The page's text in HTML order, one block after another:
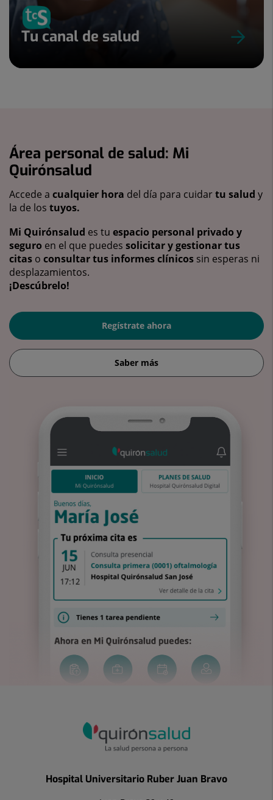
Tu canal de salud
Área personal de salud: Mi
Quirónsalud
Accede a cualquier hora del día para cuidartu salud y
la de los tuyos.
Mi Quirónsalud es tu espacio personal privado y
seguro en el que puedes solicitar y gestionar tus
citas o consultar tus informes clínicos sin esperas ni
desplazamientos.
¡Descúbrelo!
Regístrate ahora
Saber más
Hospital Universitario Ruber Juan Bravo